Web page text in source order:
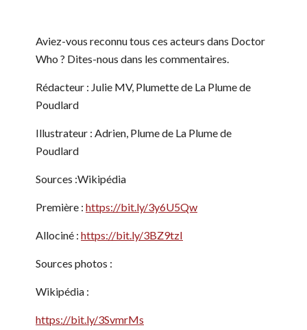
Aviez-vous reconnu tous ces acteurs dans Doctor
Who ? Dites-nous dans les commentaires.
Rédacteur : Julie MV, Plumette de La Plume de
Poudlard
Illustrateur : Adrien, Plume de La Plume de
Poudlard
Sources :Wikipédia
Première : https://bit.ly/3y6U5Qw
Allociné : https://bit.ly/3BZ9tzI
Sources photos :
Wikipédia :
https://bit.ly/3SvmrMs